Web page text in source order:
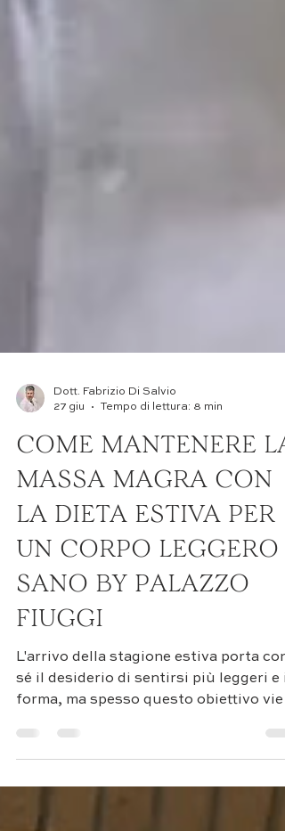
27 giu
Tempo di lettura: 8 min
COME MANTENERE LA
MASSA MAGRA CON
LA DIETA ESTIVA PER
UN CORPO LEGGERO
SANO BY PALAZZO
FIUGGI
L'arrivo della stagione estiva porta con
sé il desiderio di sentirsi più leggeri e
forma, ma spesso questo obiettivo
dovrebbe mai tradursi in un sacrificio